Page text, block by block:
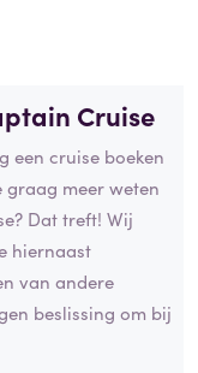
Cruise
een cruise boeken
graag meer weten
Dat treft! Wij
hiernaast
van andere
beslissing om bij